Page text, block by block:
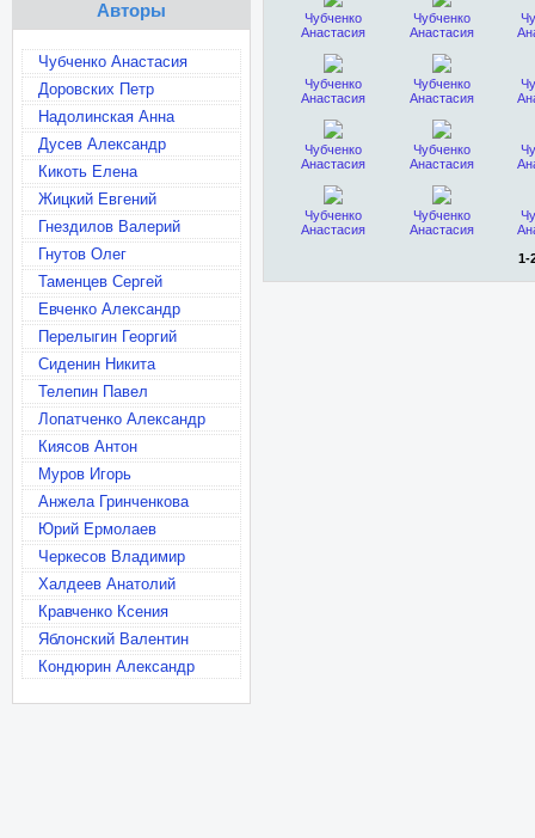
Авторы
Чубченко Анастасия
Доровских Петр
Надолинская Анна
Дусев Александр
Кикоть Елена
Жицкий Евгений
Гнездилов Валерий
Гнутов Олег
Таменцев Сергей
Евченко Александр
Перелыгин Георгий
Сиденин Никита
Телепин Павел
Лопатченко Александр
Киясов Антон
Муров Игорь
Анжела Гринченкова
Юрий Ермолаев
Черкесов Владимир
Халдеев Анатолий
Кравченко Ксения
Яблонский Валентин
Кондюрин Александр
Чубченко
Анастасия
Чубченко
Анастасия
Чубченко
Анастасия
Чубченко
Анастасия
Чубченко
Анастасия
Чубченко
Анастасия
Чубченко
Анастасия
Чубченко
Анастасия
1-